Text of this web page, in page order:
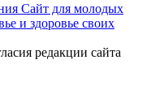
Сайт для молодых
и здоровье своих
редакции сайта